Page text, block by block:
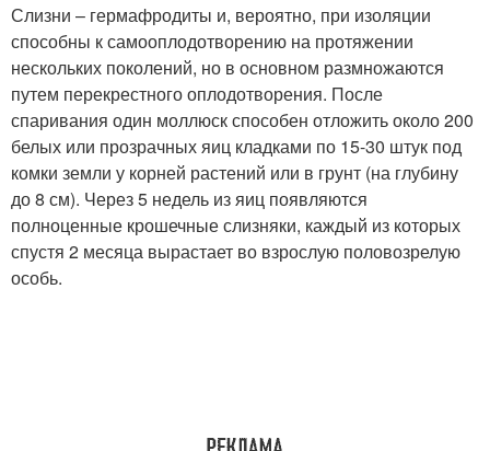
Слизни – гермафродиты и, вероятно, при изоляции
способны к самооплодотворению на протяжении
нескольких поколений, но в основном размножаются
путем перекрестного оплодотворения. После
спаривания один моллюск способен отложить около 200
белых или прозрачных яиц кладками по 15-30 штук под
комки земли у корней растений или в грунт (на глубину
до 8 см). Через 5 недель из яиц появляются
полноценные крошечные слизняки, каждый из которых
спустя 2 месяца вырастает во взрослую половозрелую
особь.